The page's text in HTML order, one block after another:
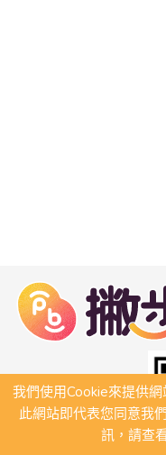
我們使用Cookie來提供
此網站即代表您同意我
訊，請查